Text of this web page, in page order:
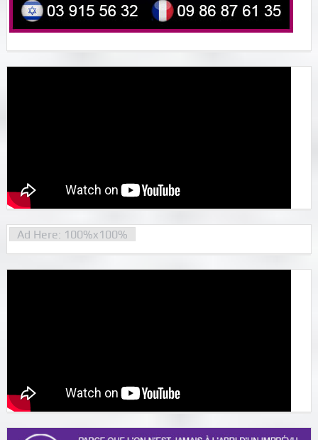
Ad Here: 100%x100%